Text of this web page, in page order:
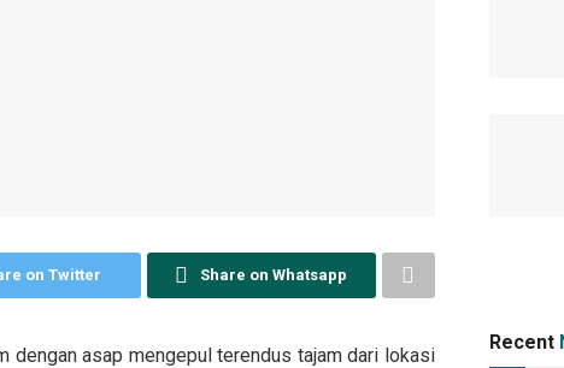
on Twitter Share on Whatsapp
dengan asap mengepul terendus tajam dari lokasi
Recent